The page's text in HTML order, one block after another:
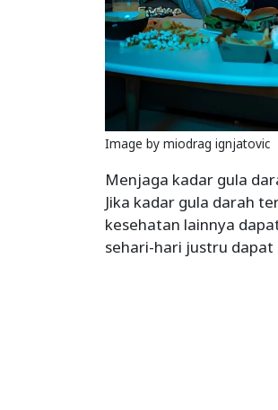
Image by miodrag ignjatovic
Menjaga kadar gula
Jika kadar gula darah
kesehatan lainnya
sehari-hari justru